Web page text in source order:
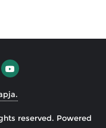
reserved. Powered